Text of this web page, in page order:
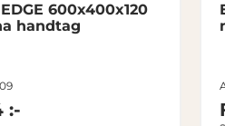
a
600x400x120
handtag
:-